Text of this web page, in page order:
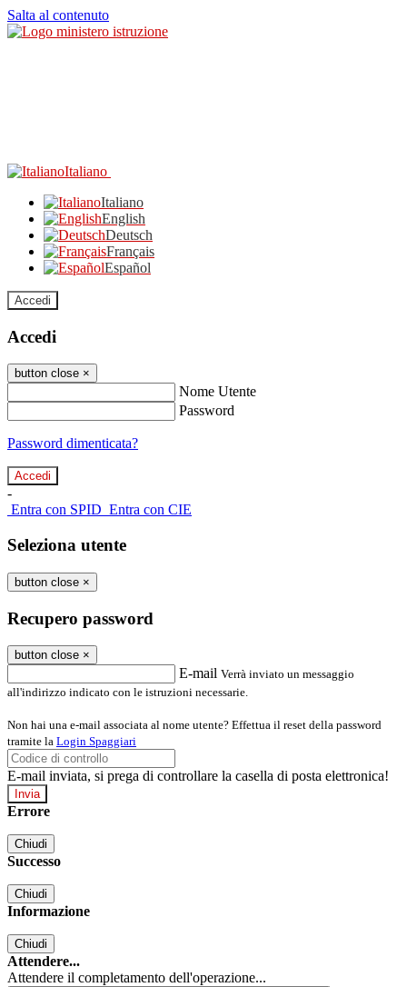
Salta al contenuto
Italiano
Italiano
English
Deutsch
Français
Español
Accedi
Accedi
button close ×
Nome Utente
Password
Password dimenticata?
-
Entra con SPID Entra con CIE
Seleziona utente
button close ×
Recupero password
button close ×
E-mail Verrà inviato un messaggio
all'indirizzo indicato con le istruzioni necessarie.
Non hai una e-mail associata al nome utente? Effettua il reset della password
tramite la Login Spaggiari
E-mail inviata, si prega di controllare la casella di posta elettronica!
Errore
Chiudi
Successo
Chiudi
Informazione
Chiudi
Attendere...
Attendere il completamento dell'operazione...